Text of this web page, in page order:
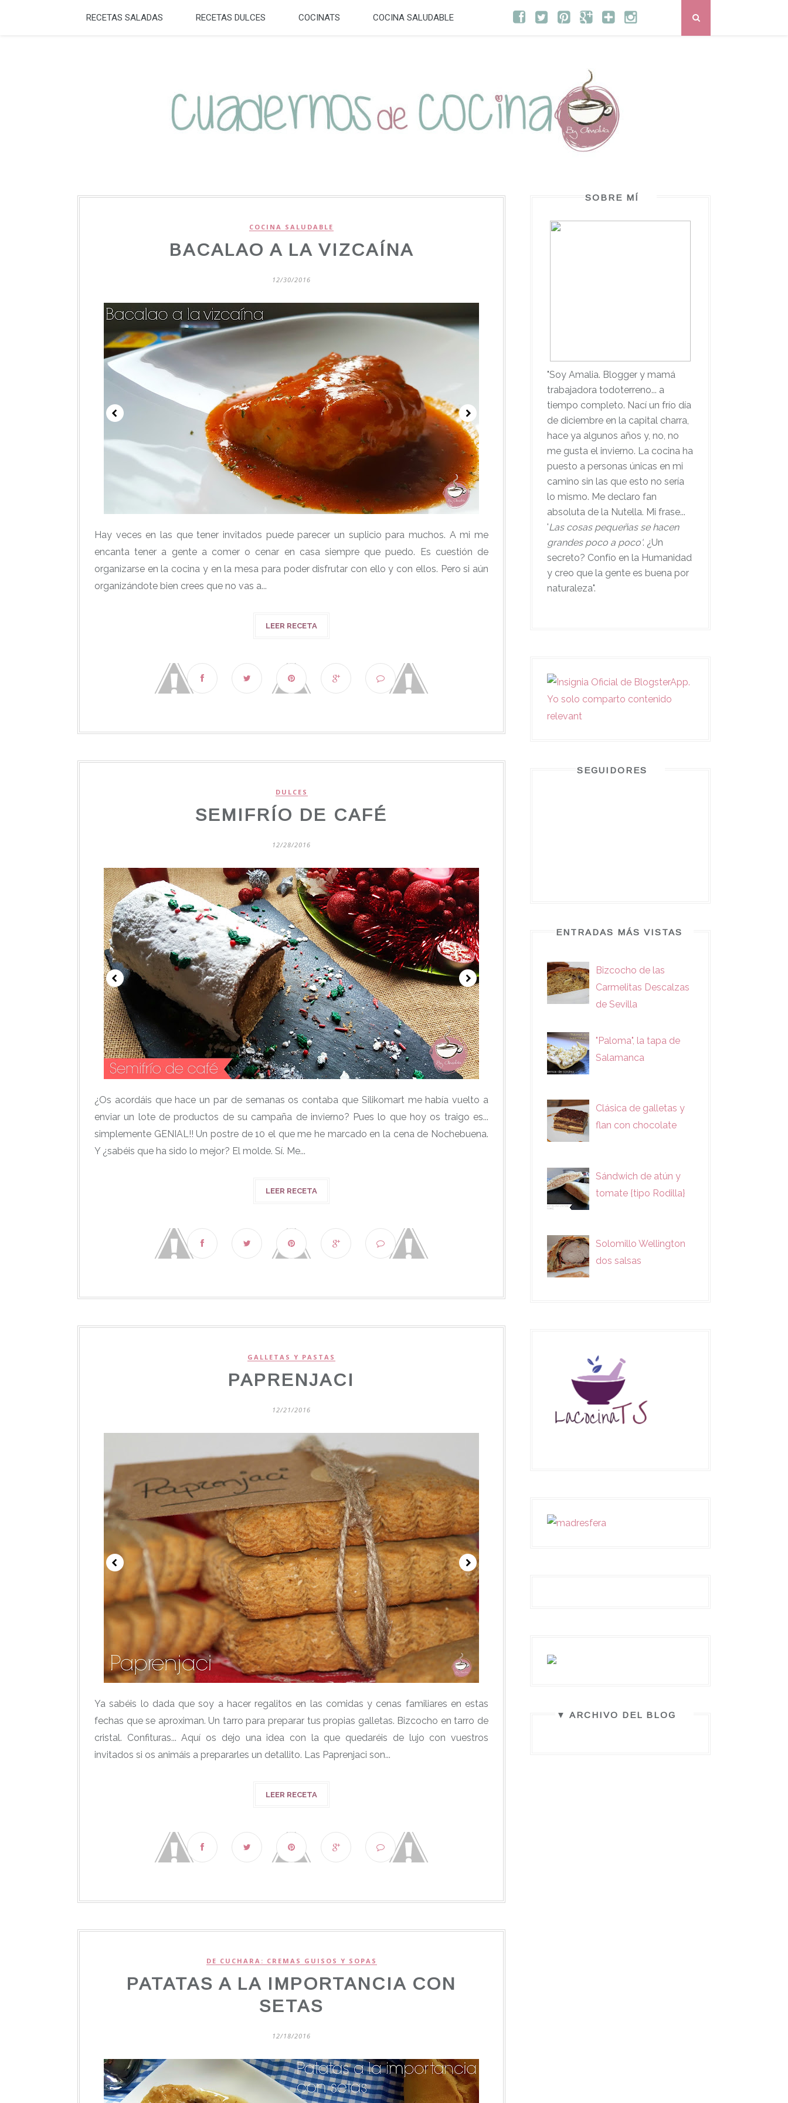
RECETAS SALADAS RECETAS DULCES COCINATS COCINA SALUDABLE
COCINA SALUDABLE
BACALAO A LA VIZCAÍNA
12/30/2016
Hay veces en las que tener invitados puede parecer un suplicio para muchos. A mi me
encanta tener a gente a comer o cenar en casa siempre que puedo. Es cuestión de
organizarse en la cocina y en la mesa para poder disfrutar con ello y con ellos. Pero si aún
organizándote bien crees que no vas a...
LEER RECETA
DULCES
SEMIFRÍO DE CAFÉ
12/28/2016
¿Os acordáis que hace un par de semanas os contaba que Silikomart me había vuelto a
enviar un lote de productos de su campaña de invierno? Pues lo que hoy os traigo es...
simplemente GENIAL!! Un postre de 10 el que me he marcado en la cena de Nochebuena.
Y ¿sabéis que ha sido lo mejor? El molde. Sí. Me...
LEER RECETA
GALLETAS Y PASTAS
PAPRENJACI
12/21/2016
Ya sabéis lo dada que soy a hacer regalitos en las comidas y cenas familiares en estas
fechas que se aproximan. Un tarro para preparar tus propias galletas. Bizcocho en tarro de
cristal. Confituras... Aquí os dejo una idea con la que quedaréis de lujo con vuestros
invitados si os animáis a prepararles un detallito. Las Paprenjaci son...
LEER RECETA
DE CUCHARA: CREMAS GUISOS Y SOPAS
PATATAS A LA IMPORTANCIA CON
SETAS
12/18/2016
SOBRE MÍ
"Soy Amalia. Blogger y mamá
trabajadora todoterreno... a
tiempo completo. Nací un frío día
de diciembre en la capital charra,
hace ya algunos años y, no, no
me gusta el invierno. La cocina ha
puesto a personas únicas en mi
camino sin las que esto no sería
lo mismo. Me declaro fan
absoluta de la Nutella. Mi frase...
'Las cosas pequeñas se hacen
grandes poco a poco'. ¿Un
secreto? Confío en la Humanidad
y creo que la gente es buena por
naturaleza".
SEGUIDORES
ENTRADAS MÁS VISTAS
Bizcocho de las
Carmelitas Descalzas
de Sevilla
"Paloma", la tapa de
Salamanca
Clásica de galletas y
flan con chocolate
Sándwich de atún y
tomate {tipo Rodilla}
Solomillo Wellington
dos salsas
▼ ARCHIVO DEL BLOG